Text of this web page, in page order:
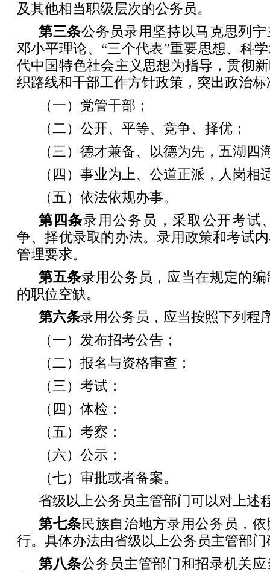
及其他相当职级层次的公务员。
第三条公务员录用坚持以马克思列
邓小平理论、“三个代表”重要思想、科
代中国特色社会主义思想为指导，贯彻
织路线和干部工作方针政策，突出政治
（一）党管干部；
（二）公开、平等、竞争、择优；
（三）德才兼备、以德为先，五湖四
（四）事业为上、公道正派，人岗相
（五）依法依规办事。
第四条录用公务员，采取公开考试
争、择优录取的办法。录用政策和考试
管理要求。
第五条录用公务员，应当在规定的
的职位空缺。
第六条录用公务员，应当按照下列程
（一）发布招考公告；
（二）报名与资格审查；
（三）考试；
（四）体检；
（五）考察；
（六）公示；
（七）审批或者备案。
省级以上公务员主管部门可以对上述
第七条民族自治地方录用公务员，
行。具体办法由省级以上公务员主管部门
第八条公务员主管部门和招录机关